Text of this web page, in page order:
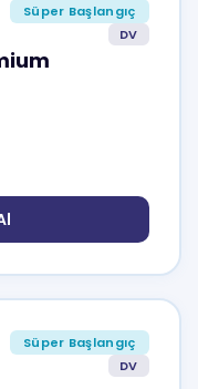
Süper Başlangıç
DV
Süper Başlangıç
DV